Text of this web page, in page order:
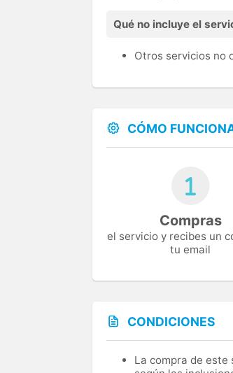
Qué no incluye el
Otros servicios no
CÓMO
Compras
el servicio y recibes un
tu email
CONDICIONES
La compra de este